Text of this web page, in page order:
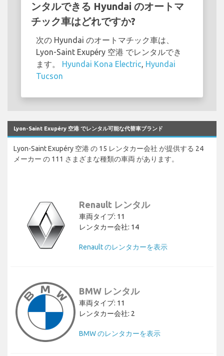
ンタルできる Hyundai のオートマ
チック車はどれですか?
次の Hyundai のオートマチック車は、
Lyon-Saint Exupéry 空港 でレンタルでき
ます。 Hyundai Kona Electric, Hyundai
Tucson
Lyon-Saint Exupéry 空港 でレンタル可能な代替車ブランド
Lyon-Saint Exupéry 空港 の 15 レンタカー会社 が提供する 24
メーカー の 111 さまざまな種類の車両 があります。
Renault レンタル
車両タイプ: 11
レンタカー会社: 14
Renault のレンタカーを表示
BMW レンタル
車両タイプ: 11
レンタカー会社: 2
BMW のレンタカーを表示